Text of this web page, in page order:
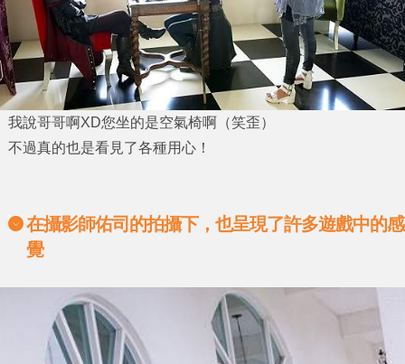
我說哥哥啊XD您坐的是空氣椅啊（笑歪）
不過真的也是看見了各種用心！
在攝影師佑司的拍攝下，也呈現了許多遊戲中的感
覺